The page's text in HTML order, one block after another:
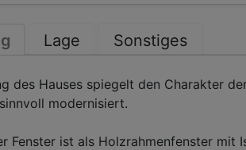
Lage Sonstiges
des Hauses spiegelt den Charakter
modernisiert.
Fenster ist als Holzrahmenfenster